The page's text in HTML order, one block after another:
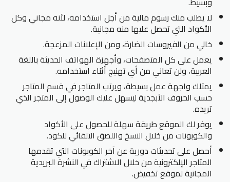
لا يطلب منك رسوم مالية من أجل استخدامه، لأنه مجاني وكل
الأكواد التي تحصل عليها منه مجانية.
خالي من الفيروسات الضارة، ومن الإعلانات المزعجة.
يعمل على كل المتصفحات، وأجهزة الهواتف الحديثة باللغة
العربية، ولن تعاني من أي تهنيج أثناء استخدامه.
يمتلك واجهة عمل بسيطة، ويرتب المتاجر في قسم المتاجر
حسب الحروف الأبجدية ليسهل عليك الوصول إلى المتجر الذي
تريده.
يوفر لك الموقع طريقة سهلة للحصول على الأكواد
والكوبونات من خلال النسخ واللصق التلقائي للكود.
أحصل على تحديثات دورية عن آخر الكوبونات التي تقدمها
المتاجر الإلكترونية من خلال الاشتراك في النشرة البريدية
المجانية لموقع تخفيض.